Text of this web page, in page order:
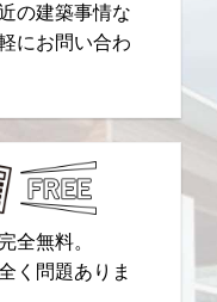
の建築事情な
にお問い合わ
全無料。
く問題ありま